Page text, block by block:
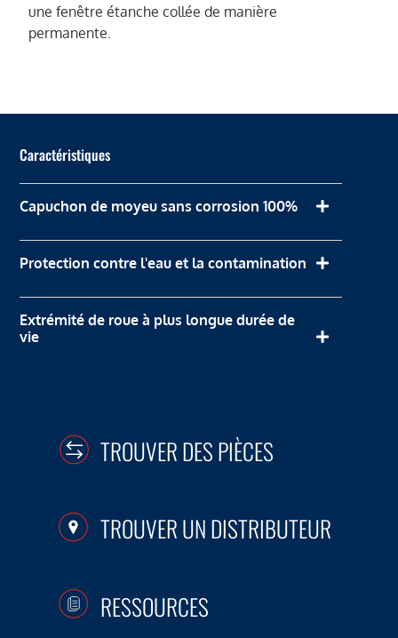
une fenêtre étanche collée de manière
permanente.
Caractéristiques
Capuchon de moyeu sans corrosion 100%
Protection contre l'eau et la contamination
Extrémité de roue à plus longue durée de
vie
TROUVER DES PIÈCES
TROUVER UN DISTRIBUTEUR
RESSOURCES